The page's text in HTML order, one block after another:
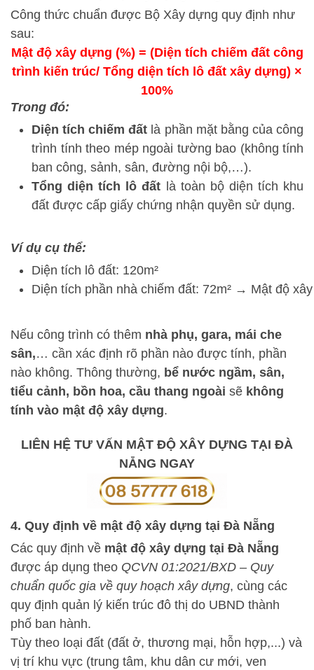
Công thức chuẩn được Bộ Xây dựng quy định như
sau:
Mật độ xây dựng (%) = (Diện tích chiếm đất công
trình kiến trúc/ Tổng diện tích lô đất xây dựng) ×
100%
Trong đó:
Diện tích chiếm đất là phần mặt bằng của công
trình tính theo mép ngoài tường bao (không tính
ban công, sảnh, sân, đường nội bộ,…).
Tổng diện tích lô đất là toàn bộ diện tích khu
đất được cấp giấy chứng nhận quyền sử dụng.
Ví dụ cụ thể:
Diện tích lô đất: 120m²
Diện tích phần nhà chiếm đất: 72m² → Mật độ
Nếu công trình có thêm nhà phụ, gara, mái che
sân,… cần xác định rõ phần nào được tính, phần
nào không. Thông thường, bể nước ngầm, sân,
tiểu cảnh, bồn hoa, cầu thang ngoài sẽ không
tính vào mật độ xây dựng.
LIÊN HỆ TƯ VẤN MẬT ĐỘ XÂY DỰNG TẠI ĐÀ
NẴNG NGAY
4. Quy định về mật độ xây dựng tại Đà Nẵng
Các quy định về mật độ xây dựng tại Đà Nẵng
được áp dụng theo QCVN 01:2021/BXD – Quy
chuẩn quốc gia về quy hoạch xây dựng, cùng các
quy định quản lý kiến trúc đô thị do UBND thành
phố ban hành.
Tùy theo loại đất (đất ở, thương mại, hỗn hợp,...) và
vị trí khu vực (trung tâm, khu dân cư mới, ven